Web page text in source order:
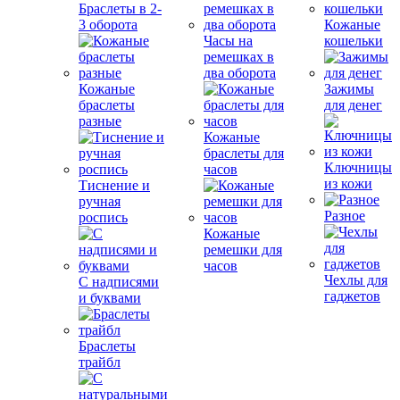
Браслеты в 2-
3 оборота
Кожаные
браслеты
разные
Тиснение и
ручная
роспись
С надписями
и буквами
Браслеты
трайбл
Часы на
ремешках в
два оборота
Кожаные
браслеты для
часов
Кожаные
ремешки для
часов
Кожаные
кошельки
Зажимы
для денег
Ключницы
из кожи
Разное
Чехлы для
гаджетов